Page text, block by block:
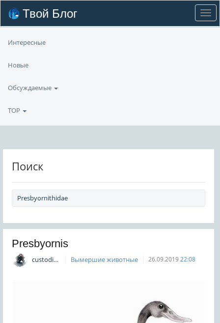
Твой Блог
Интересные
Новые
Обсуждаемые
TOP
Поиск
Presbyornis
custodian Вымершие животные 26.09.2019 22:08